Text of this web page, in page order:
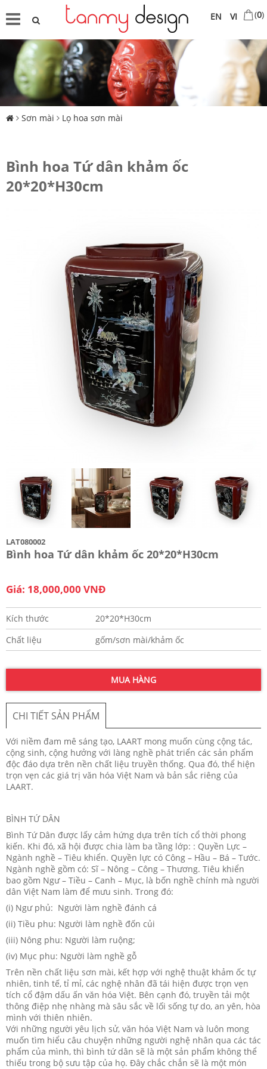
VI
EN (0)
Sơn mài Lọ hoa sơn mài
Bình hoa Tứ dân khảm ốc
20*20*H30cm
LAT080002
Bình hoa Tứ dân khảm ốc 20*20*H30cm
Giá: 18,000,000 VNĐ
Kích thước
20*20*H30cm
Chất liệu
gốm/sơn mài/khảm ốc
MUA HÀNG
CHI TIẾT SẢN PHẨM
Với niềm đam mê sáng tạo, LAART mong muốn cùng cộng tác,
cộng sinh, cộng hưởng với làng nghề phát triển các sản phẩm
độc đáo dựa trên nền chất liệu truyền thống. Qua đó, thể hiện
trọn vẹn các giá trị văn hóa Việt Nam và bản sắc riêng của
LAART.
BÌNH TỨ DÂN
Bình Tứ Dân được lấy cảm hứng dựa trên tích cổ thời phong
kiến. Khi đó, xã hội được chia làm ba tầng lớp: : Quyền Lực –
Ngành nghề – Tiêu khiển. Quyền lực có Công – Hầu – Bá – Tước.
Ngành nghề gồm có: Sĩ – Nông – Công – Thương. Tiêu khiển
bao gồm Ngư – Tiều – Canh – Mục, là bốn nghề chính mà người
dân Việt Nam làm để mưu sinh. Trong đó:
(i) Ngư phủ: Người làm nghề đánh cá
(ii) Tiều phu: Người làm nghề đốn củi
(iii) Nông phu: Người làm ruộng;
(iv) Mục phu: Người làm nghề gỗ
Trên nền chất liệu sơn mài, kết hợp với nghệ thuật khảm ốc tự
nhiên, tinh tế, tỉ mỉ, các nghệ nhân đã tái hiện được trọn vẹn
tích cổ đậm dấu ấn văn hóa Việt. Bên cạnh đó, truyền tải một
thông điệp nhẹ nhàng mà sâu sắc về lối sống tự do, an yên, hòa
mình với thiên nhiên.
Với những người yêu lịch sử, văn hóa Việt Nam và luôn mong
muốn tìm hiểu câu chuyện những người nghệ nhân qua các tác
phẩm của mình, thì bình tứ dân sẽ là một sản phẩm không thể
thiếu trong bộ sưu tập của họ. Đây chắc chắn sẽ là một món